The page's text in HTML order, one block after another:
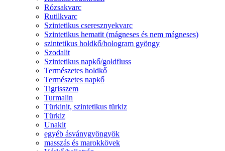
Rózsakvarc
Rutilkvarc
Szintetikus cseresznyekvarc
Szintetikus hematit (mágneses és nem mágneses)
szintetikus holdkő/hologram gyöngy
Szodalit
Szintetikus napkő/goldfluss
Természetes holdkő
Természetes napkő
Tigrisszem
Turmalin
Türkinit, szintetikus türkiz
Türkiz
Unakit
egyéb ásványgyöngyök
masszás és marokkövek